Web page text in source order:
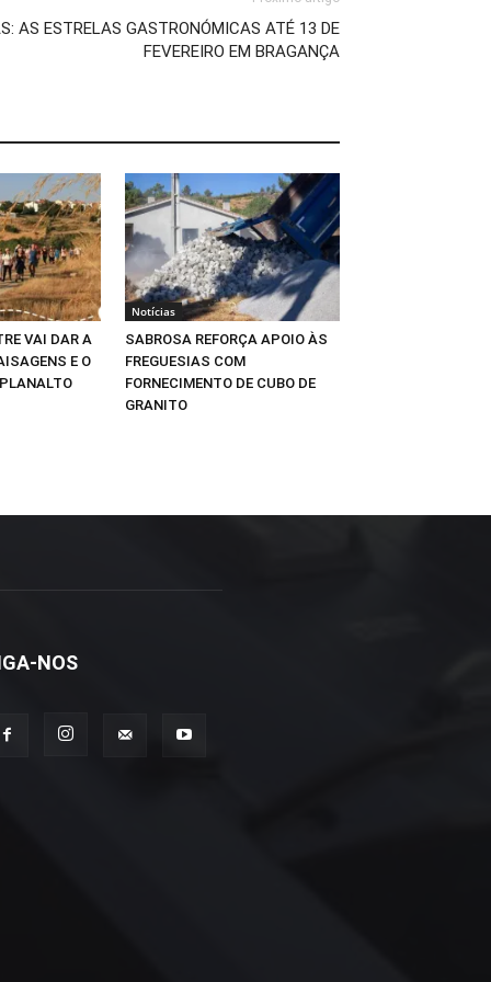
AS ESTRELAS GASTRONÓMICAS ATÉ 13 DE
FEVEREIRO EM BRAGANÇA
VAI DAR A
E O
Notícias
SABROSA REFORÇA APOIO ÀS
FREGUESIAS COM
FORNECIMENTO DE CUBO DE
GRANITO
NOS